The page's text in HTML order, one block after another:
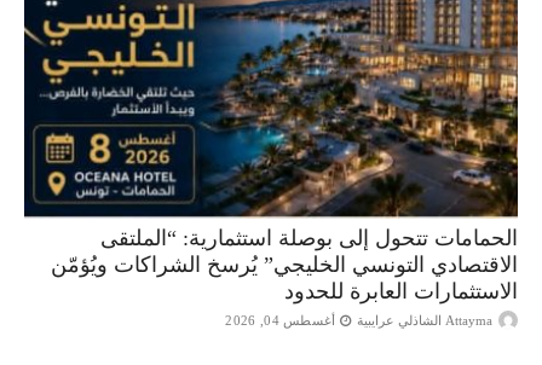
الحمامات تتحول إلى بوصلة استثمارية: “الملتقى
الاقتصادي التونسي الخليجي” يُرسخ الشراكات ويُؤمّن
الاستثمارات العابرة للحدود
Attayma الشاذلي عرايبية أغسطس 04, 2026